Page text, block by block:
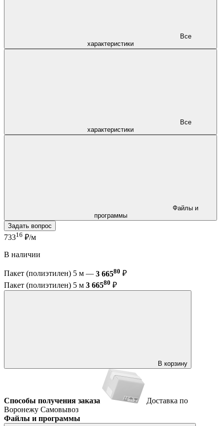
характеристики
характеристики
программы
Задать вопрос
73316 ₽/м
В наличии
Пакет (полиэтилен) 5 м — 3 66580 ₽
Пакет (полиэтилен) 5 м 3 66580 ₽
В корзину
Способы получения заказа
Доставка по
Воронежу Самовывоз
Файлы и программы